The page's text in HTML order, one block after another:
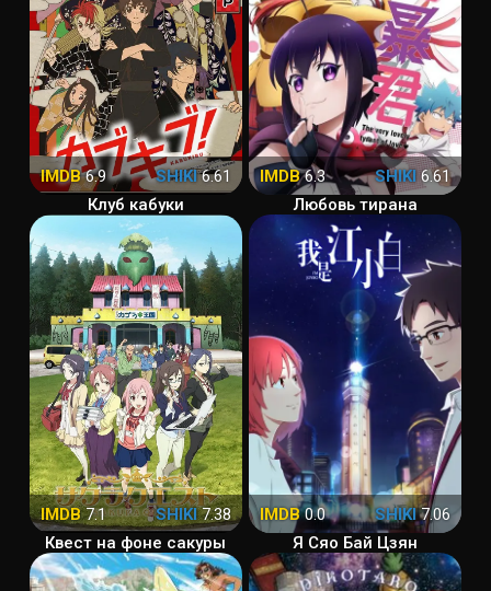
IMDB6.9 SHIKI6.61
Клуб кабуки
IMDB6.3 SHIKI6.61
Любовь тирана
IMDB7.1 SHIKI7.38
Квест на фоне сакуры
IMDB0.0 SHIKI7.06
Я Сяо Бай Цзян